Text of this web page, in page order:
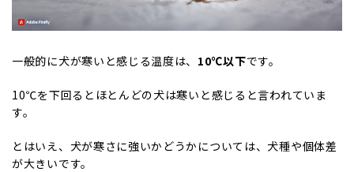
一般的に犬が寒いと感じる温度は、 10℃以下です。
10℃を下回るとほとんどの犬は寒いと感じると言われていま
す。
とはいえ、犬が寒さに強いかどうかについては、犬種や個体差
が大きいです。